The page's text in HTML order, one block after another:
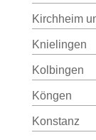
Kirchheim
Knielingen
Kolbingen
Köngen
Konstanz